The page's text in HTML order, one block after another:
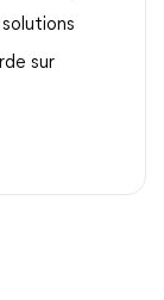
solutions
sur